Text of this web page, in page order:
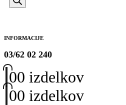
INFORMACIJE
03/62 02 240
00 izdelkov
00 izdelkov